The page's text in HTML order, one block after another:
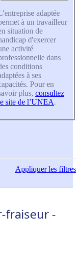
adaptée
à un travailleur
situation de
d'exercer
activité
dans
conditions
à ses
Pour en
plus, consultez
site de l’UNEA.
Appliquerles filtres
fraiseur -